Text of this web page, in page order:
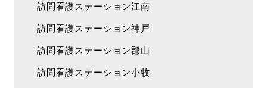
訪問看護ステーション江南
訪問看護ステーション神戸
訪問看護ステーション郡山
訪問看護ステーション小牧